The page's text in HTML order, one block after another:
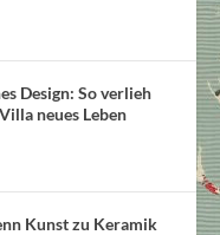
Design: So verlieh
neues Leben
Kunst zu Keramik